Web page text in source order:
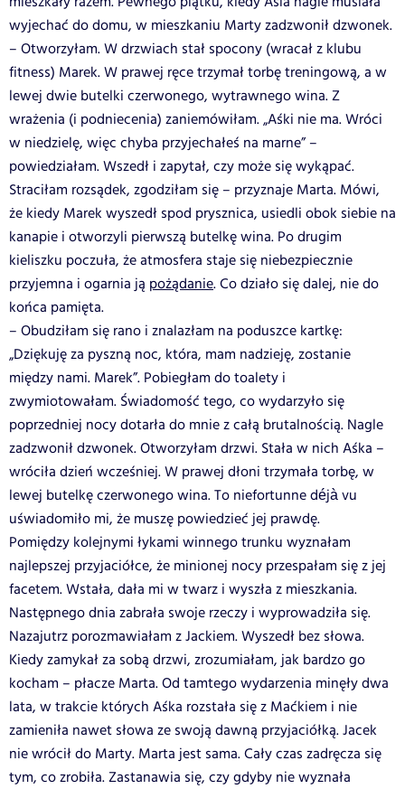
wyjechać do domu, w mieszkaniu Marty zadzwonił dzwonek.
– Otworzyłam. W drzwiach stał spocony (wracał z klubu
fitness) Marek. W prawej ręce trzymał torbę treningową, a w
lewej dwie butelki czerwonego, wytrawnego wina. Z
wrażenia (i podniecenia) zaniemówiłam. „Aśki nie ma. Wróci
w niedzielę, więc chyba przyjechałeś na marne” –
powiedziałam. Wszedł i zapytał, czy może się wykąpać.
Straciłam rozsądek, zgodziłam się – przyznaje Marta. Mówi,
że kiedy Marek wyszedł spod prysznica, usiedli obok siebie na
kanapie i otworzyli pierwszą butelkę wina. Po drugim
kieliszku poczuła, że atmosfera staje się niebezpiecznie
przyjemna i ogarnia ją pożądanie. Co działo się dalej, nie do
końca pamięta.
– Obudziłam się rano i znalazłam na poduszce kartkę:
„Dziękuję za pyszną noc, która, mam nadzieję, zostanie
między nami. Marek”. Pobiegłam do toalety i
zwymiotowałam. Świadomość tego, co wydarzyło się
poprzedniej nocy dotarła do mnie z całą brutalnością. Nagle
zadzwonił dzwonek. Otworzyłam drzwi. Stała w nich Aśka –
wróciła dzień wcześniej. W prawej dłoni trzymała torbę, w
lewej butelkę czerwonego wina. To niefortunne déjà vu
uświadomiło mi, że muszę powiedzieć jej prawdę.
Pomiędzy kolejnymi łykami winnego trunku wyznałam
najlepszej przyjaciółce, że minionej nocy przespałam się z jej
facetem. Wstała, dała mi w twarz i wyszła z mieszkania.
Następnego dnia zabrała swoje rzeczy i wyprowadziła się.
Nazajutrz porozmawiałam z Jackiem. Wyszedł bez słowa.
Kiedy zamykał za sobą drzwi, zrozumiałam, jak bardzo go
kocham – płacze Marta. Od tamtego wydarzenia minęły dwa
lata, w trakcie których Aśka rozstała się z Maćkiem i nie
zamieniła nawet słowa ze swoją dawną przyjaciółką. Jacek
nie wrócił do Marty. Marta jest sama. Cały czas zadręcza się
tym, co zrobiła. Zastanawia się, czy gdyby nie wyznała